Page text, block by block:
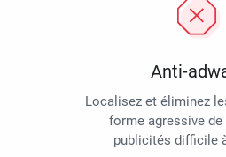
Anti-
Localisez et éliminez
forme agressive
publicités difficile